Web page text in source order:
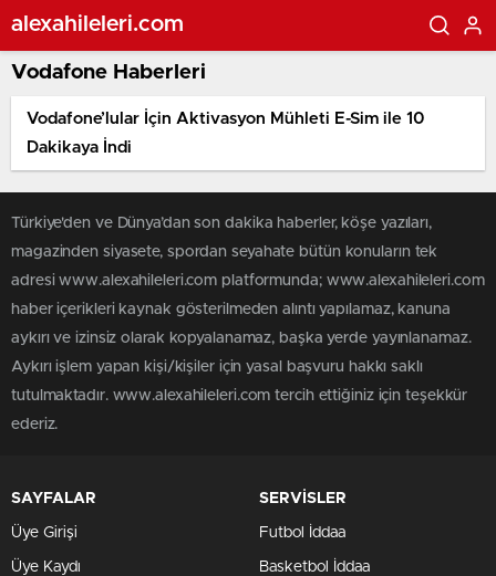
alexahileleri.com
Vodafone Haberleri
Vodafone’lular İçin Aktivasyon Mühleti E-Sim ile 10
Dakikaya İndi
Türkiye'den ve Dünya’dan son dakika haberler, köşe yazıları,
magazinden siyasete, spordan seyahate bütün konuların tek
adresi www.alexahileleri.com platformunda; www.alexahileleri.com
haber içerikleri kaynak gösterilmeden alıntı yapılamaz, kanuna
aykırı ve izinsiz olarak kopyalanamaz, başka yerde yayınlanamaz.
Aykırı işlem yapan kişi/kişiler için yasal başvuru hakkı saklı
tutulmaktadır. www.alexahileleri.com tercih ettiğiniz için teşekkür
ederiz.
SAYFALAR
Üye Girişi
Üye Kaydı
SERVİSLER
Futbol İddaa
Basketbol İddaa